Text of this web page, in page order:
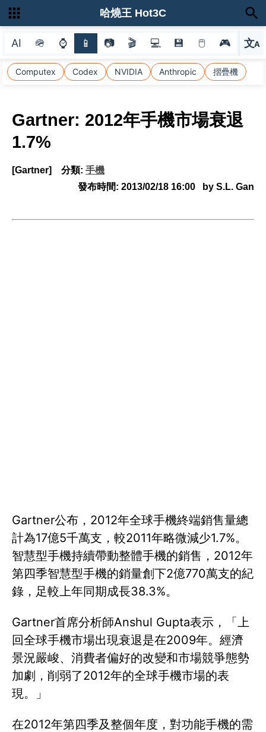
AI 🪖 ⌚ 📱 📷 🎬 💻 💾 🖱 🎮 文A
選
Computex Codex NVIDIA Anthropic 摺疊機
哈燒王 Hot3C
Gartner: 2012年手機市場衰退
1.7%
[Gartner] 分類: 手機
發布時間: 2013/02/18 16:00 by S.L. Gan
Gartner公布，2012年全球手機終端銷售量總
計為17億5千萬支，較2011年略微減少1.7%。
智慧型手機持續帶動整體手機的銷售，2012年
第四季智慧型手機的銷量創下2億770萬支的紀
錄，足較上年同期成長38.3%。
Gartner首席分析師Anshul Gupta表示，「上
回全球手機市場出現衰退是在2009年。經濟
景況嚴峻、消費者偏好的改變和市場競爭態勢
加劇，削弱了2012年的全球手機市場的表
現。」
在2012年第四季及整個年度，對功能手機的需